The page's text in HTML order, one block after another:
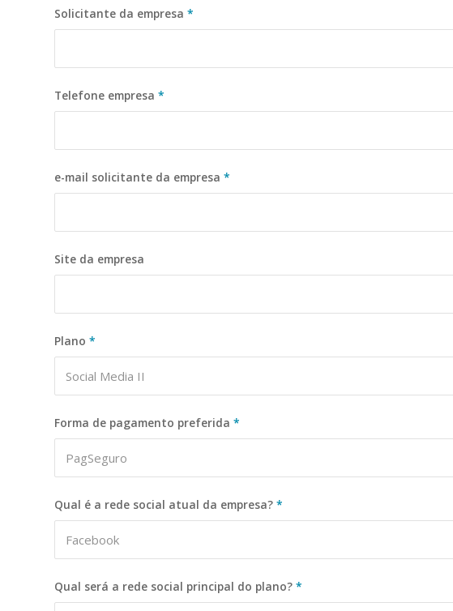
Solicitante da empresa *
Telefone empresa *
e-mail solicitante da empresa *
Site da empresa
Plano *
Forma de pagamento preferida *
Qual é a rede social atual da empresa? *
Qual será a rede social principal do plano? *